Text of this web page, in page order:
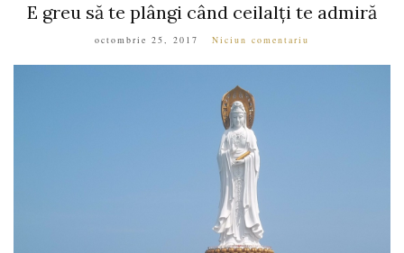
E greu să te plângi când ceilalți te admiră
octombrie 25, 2017 Niciun comentariu